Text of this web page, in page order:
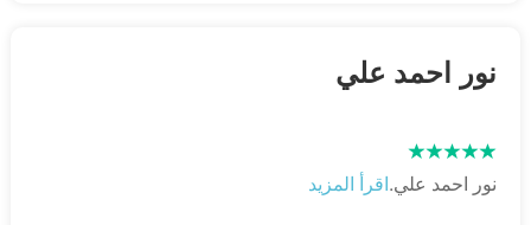
نور احمد علي
نور احمد علي.اقرأ المزيد